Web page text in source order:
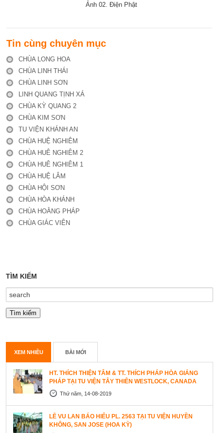
Ảnh 02. Điện Phật
Tin cùng chuyên mục
CHÙA LONG HOA
CHÙA LINH THÁI
CHÙA LINH SƠN
LINH QUANG TỊNH XÁ
CHÙA KỲ QUANG 2
CHÙA KIM SƠN
TU VIỆN KHÁNH AN
CHÙA HUỆ NGHIÊM
CHÙA HUÊ NGHIÊM 2
CHÙA HUÊ NGHIÊM 1
CHÙA HUỆ LÂM
CHÙA HỘI SƠN
CHÙA HÒA KHÁNH
CHÙA HOẰNG PHÁP
CHÙA GIÁC VIÊN
TÌM KIẾM
XEM NHIỀU BÀI MỚI
HT. THÍCH THIỆN TÂM & TT. THÍCH PHÁP HÒA GIẢNG
PHÁP TẠI TU VIỆN TÂY THIÊN WESTLOCK, CANADA
Thứ năm, 14-08-2019
LỄ VU LAN BÁO HIẾU PL. 2563 TẠI TU VIỆN HUYỀN
KHÔNG, SAN JOSE (HOA KỲ)